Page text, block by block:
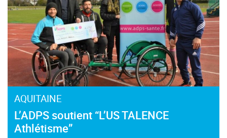
AQUITAINE
L’ADPS soutient “L’US TALENCE
Athlétisme”